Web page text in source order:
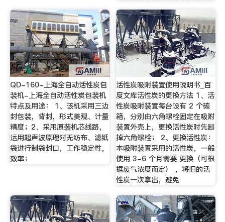
QD-160-上海全自动活性炭包
装机-上海全自动活性炭包装机
特点及用途： 1、该机采用三边
封包装，背封，形式美观、计量
精度；2、采用原装机芯线路，
运用超声波原理对无纺布、滤纸
袋进行制袋封口，工作稳定性，
效率；
活性炭吸附装置使用说明书_百
度文库活性炭的更换方法 1、活
性炭吸附装置每台设有 2 个碳
箱，分别由六角螺栓固定在吸附
装置外壳上，更换活性炭时先卸
掉六角螺栓； 2、更换活性炭：
本吸附装置采用的活性炭，一般
使用 3-6 个月需要 更换（可根
据废气浓度而定） ，将旧的活
性炭一次拿出，避免